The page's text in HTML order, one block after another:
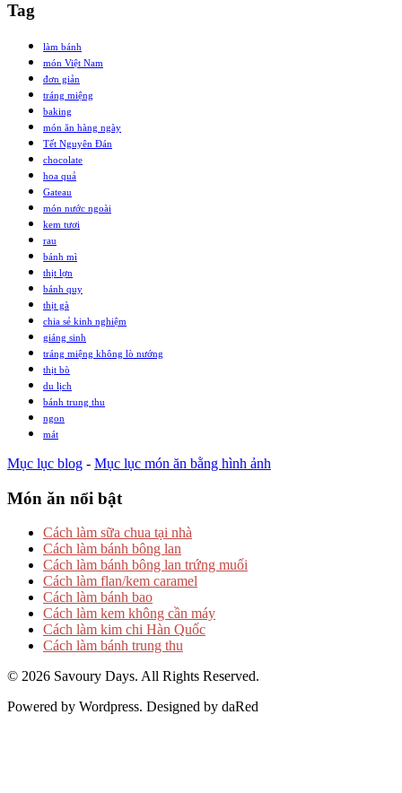
Tag
làm bánh
món Việt Nam
đơn giản
tráng miệng
baking
món ăn hàng ngày
Tết Nguyên Đán
chocolate
hoa quả
Gateau
món nước ngoài
kem tươi
rau
bánh mì
thịt lợn
bánh quy
thịt gà
chia sẻ kinh nghiệm
giáng sinh
tráng miệng không lò nướng
thịt bò
du lịch
bánh trung thu
ngon
mát
Mục lục blog - Mục lục món ăn bằng hình ảnh
Món ăn nổi bật
Cách làm sữa chua tại nhà
Cách làm bánh bông lan
Cách làm bánh bông lan trứng muối
Cách làm flan/kem caramel
Cách làm bánh bao
Cách làm kem không cần máy
Cách làm kim chi Hàn Quốc
Cách làm bánh trung thu
© 2026 Savoury Days. All Rights Reserved.
Powered by Wordpress. Designed by daRed